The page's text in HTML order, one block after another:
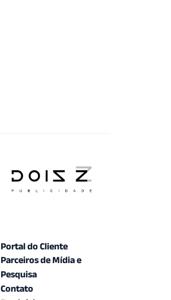
Portal do Cliente
Parceiros de Mídia e
Pesquisa
Contato